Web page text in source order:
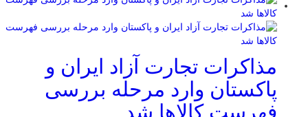
مذاکرات تجارت آزاد ایران و
پاکستان وارد مرحله بررسی
فهرست کالاها شد